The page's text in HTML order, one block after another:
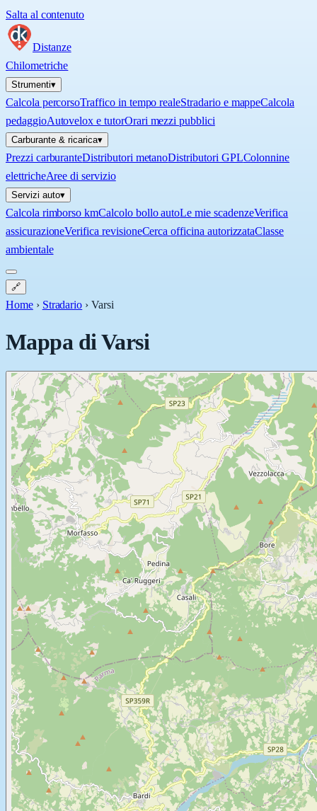
Salta al contenuto
Distanze
Chilometriche
Strumenti▾
Calcola percorsoTraffico in tempo realeStradario e mappeCalcola
pedaggioAutovelox e tutorOrari mezzi pubblici
Carburante & ricarica▾
Prezzi carburanteDistributori metanoDistributori GPLColonnine
elettricheAree di servizio
Servizi auto▾
Calcola rimborso kmCalcolo bollo autoLe mie scadenzeVerifica
assicurazioneVerifica revisioneCerca officina autorizzataClasse
ambientale
🔗
Home › Stradario ›Varsi
Mappa diVarsi